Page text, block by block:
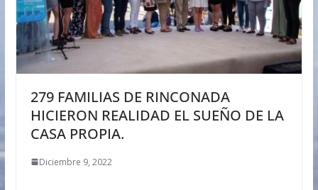
279 FAMILIAS DE RINCONADA
HICIERON REALIDAD EL SUEÑO DE LA
CASA PROPIA.
Diciembre 9, 2022